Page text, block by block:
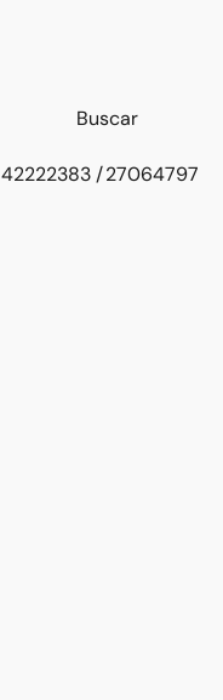
42222383 / 27064797